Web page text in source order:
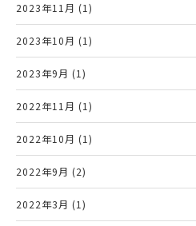
2023年11月 (1)
2023年10月 (1)
2023年9月 (1)
2022年11月 (1)
2022年10月 (1)
2022年9月 (2)
2022年3月 (1)